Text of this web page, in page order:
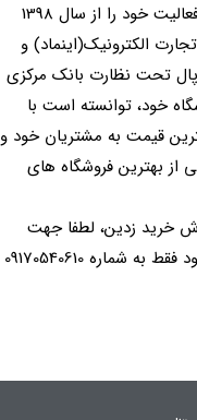
فروشگاه آنلاین عادل لند فعالیت خود را از سال 1398
الکترونیک(اینماد) و
تحت نظارت بانک مرکزی
خود، توانسته است با
قیمت به مشتریان خود و
از بهترین فروشگاه های
خرید زدین، لطفا جهت
اطلاع از وضعیت خرید خود فقط به شماره 09170540610